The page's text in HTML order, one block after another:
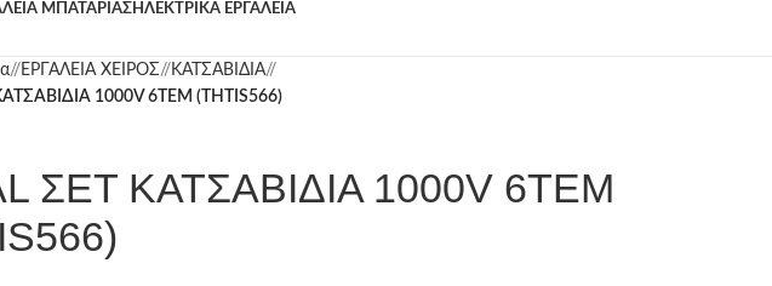
ΜΠΑΤΑΡΙΑΣΗΛΕΚΤΡΙΚΑ ΕΡΓΑΛΕΙΑ
/ ΕΡΓΑΛΕΙΑ ΧΕΙΡΟΣ/ ΚΑΤΣΑΒΙΔΙΑ/
1000V 6ΤΕΜ (THTIS566)
ΣΕΤ ΚΑΤΣΑΒΙΔΙΑ 1000V 6ΤΕΜ